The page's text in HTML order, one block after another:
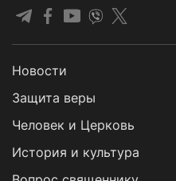
Новости
Защита веры
Человек и Церковь
История и культура